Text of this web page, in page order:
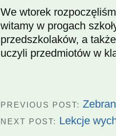
We wtorek
witamy w progach
przedszkolaków, a
uczyli przedmiotów w
PREVIOUS POST:
NEXT POST: Lekcje